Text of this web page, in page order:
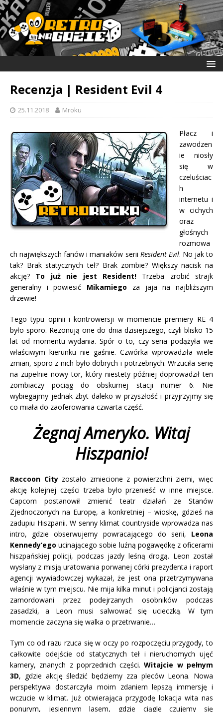
Recenzja | Resident Evil 4
25.11.2018 Mroku
Płacz i
zawodzen
ie niosły
się w
czeluściac
h
internetu i
w cichych
oraz
głośnych
rozmowa
ch największych fanów i maniaków serii Resident Evil. No jak to
tak? Brak statycznych teł? Brak zombie? Większy nacisk na
akcję? To już nie jest Resident!Trzeba zrobić strajk
generalny i powiesić Mikamiego za jaja na najbliższym
drzewie!
Tego typu opinii i kontrowersji w momencie premiery RE 4
było sporo. Rezonują one do dnia dzisiejszego, czyli blisko 15
lat od momentu wydania. Spór o to, czy seria podążyła we
właściwym kierunku nie gaśnie. Czwórka wprowadziła wiele
zmian, sporo z nich było dobrych i potrzebnych. Wrzuciła serię
na zupełnie nowy tor, który niestety później doprowadził ten
zombiaczy pociąg do obskurnej stacji numer 6. Nie
wybiegajmy jednak zbyt daleko w przyszłość i przyjrzyjmy się
co miała do zaoferowania czwarta część.
Żegnaj Ameryko. Witaj
Hiszpanio!
Raccoon Cityzostało zmiecione z powierzchni ziemi, więc
akcję kolejnej części trzeba było przenieść w inne miejsce.
Capcom postanowił zmienić teatr działań ze Stanów
Zjednoczonych na Europę, a konkretniej – wioskę, gdzieś na
zadupiu Hiszpanii. W senny klimat countryside wprowadza nas
intro, gdzie obserwujemy powracającego do serii, Leona
Kennedy’ego ucinającego sobie luźną pogawędkę z oficerami
hiszpańskiej policji, podczas jazdy leśną drogą. Leon został
wysłany z misją uratowania porwanej córki prezydenta i raport
agencji wywiadowczej wykazał, że jest ona przetrzymywana
właśnie w tym miejscu. Nie mija kilka minut i policjanci zostają
zamordowani przez podejrzanych osobników podczas
zasadzki, a Leon musi salwować się ucieczką. W tym
momencie zaczyna się walka o przetrwanie…
Tym co od razu rzuca się w oczy po rozpoczęciu przygody, to
całkowite odejście od statycznych teł i nieruchomych ujęć
kamery, znanych z poprzednich części.Witajcie w pełnym
3D, gdzie akcję śledzić będziemy zza pleców Leona. Nowa
perspektywa dostarczyła moim zdaniem lepszą immersję i
wczucie w klimat. Już otwierająca przygodę lokacja wita nas
ponurym, jesiennym lasem, gdzie ciągle czujemy się